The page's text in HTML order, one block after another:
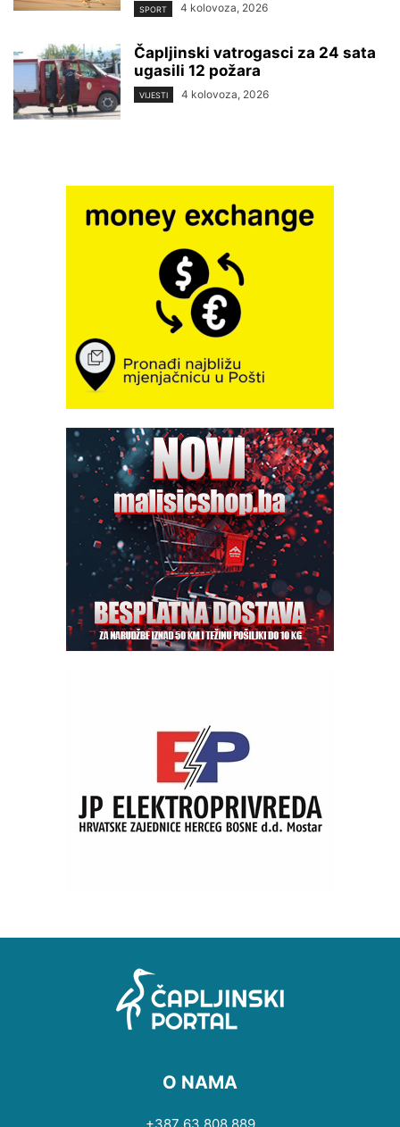
SPORT 4 kolovoza, 2026
Čapljinski vatrogasci za 24 sata
ugasili 12 požara
VIJESTI 4 kolovoza, 2026
O NAMA